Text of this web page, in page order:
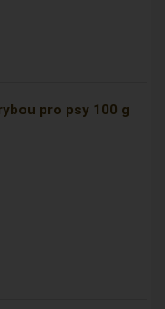
pro psy 100 g